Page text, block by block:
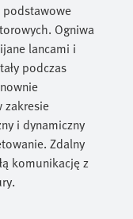
podstawowe
Ogniwa
lancami i
podczas
zakresie
i dynamiczny
Zdalny
komunikację z